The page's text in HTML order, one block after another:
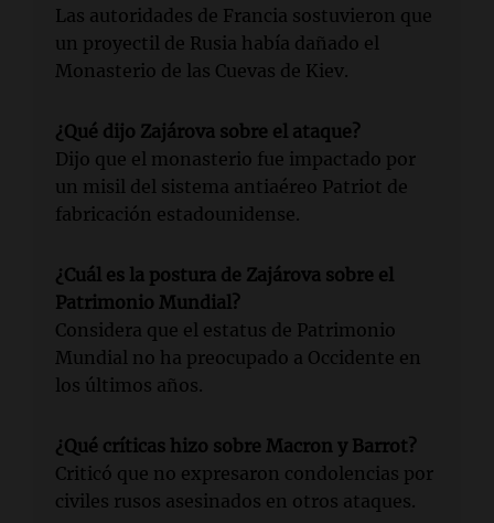
Las autoridades de Francia sostuvieron que
un proyectil de Rusia había dañado el
Monasterio de las Cuevas de Kiev.
¿Qué dijo Zajárova sobre el ataque?
Dijo que el monasterio fue impactado por
un misil del sistema antiaéreo Patriot de
fabricación estadounidense.
¿Cuál es la postura de Zajárova sobre el
Patrimonio Mundial?
Considera que el estatus de Patrimonio
Mundial no ha preocupado a Occidente en
los últimos años.
¿Qué críticas hizo sobre Macron y Barrot?
Criticó que no expresaron condolencias por
civiles rusos asesinados en otros ataques.